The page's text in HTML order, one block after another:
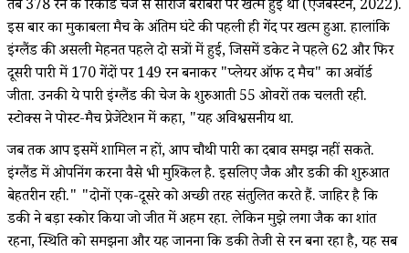
तब 378 रन के रिकॉर्ड चेज से सीरीज बराबरी पर खत्म हुई थी (एजबस्टन, 2022).
इस बार का मुकाबला मैच के अंतिम घंटे की पहली ही गेंद पर खत्म हुआ. हालांकि
इंग्लैंड की असली मेहनत पहले दो सत्रों में हुई, जिसमें डकेट ने पहले 62 और फिर
दूसरी पारी में 170 गेंदों पर 149 रन बनाकर "प्लेयर ऑफ द मैच" का अवॉर्ड
जीता. उनकी ये पारी इंग्लैंड की चेज के शुरुआती 55 ओवरों तक चलती रही.
स्टोक्स ने पोस्ट-मैच प्रेजेंटेशन में कहा, "यह अविश्वसनीय था.
जब तक आप इसमें शामिल न हों, आप चौथी पारी का दबाव समझ नहीं सकते.
इंग्लैंड में ओपनिंग करना वैसे भी मुश्किल है. इसलिए जैक और डकी की शुरुआत
बेहतरीन रही." "दोनों एक-दूसरे को अच्छी तरह संतुलित करते हैं. जाहिर है कि
डकी ने बड़ा स्कोर किया जो जीत में अहम रहा. लेकिन मुझे लगा जैक का शांत
रहना, स्थिति को समझना और यह जानना कि डकी तेजी से रन बना रहा है, यह सब